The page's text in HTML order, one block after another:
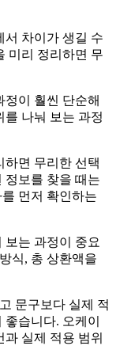
서 차이가 생길 수
미리 정리하면 무
정이 훨씬 단순해
를 나눠 보는 과정
하면 무리한 선택
정보를 찾을 때는
먼저 확인하는
보는 과정이 중요
식, 총 상환액을
문구보다 실제 적
습니다. 오케이
실제 적용 범위